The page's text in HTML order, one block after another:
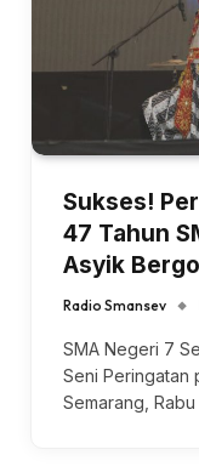
Sukses!
47 Tahun
Asyik
Radio Smansev
SMA Negeri 7
Seni Peringatan
Semarang,